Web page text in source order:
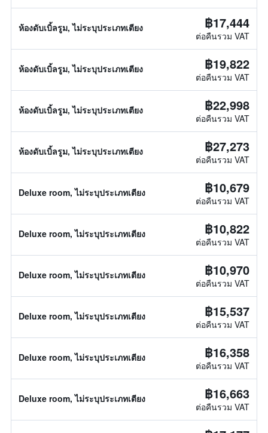
ห้องดับเบิ้ลรูม, ไม่ระบุประเภทเตียง ฿17,444
ต่อคืนรวม VAT
ห้องดับเบิ้ลรูม, ไม่ระบุประเภทเตียง ฿19,822
ต่อคืนรวม VAT
ห้องดับเบิ้ลรูม, ไม่ระบุประเภทเตียง ฿22,998
ต่อคืนรวม VAT
ห้องดับเบิ้ลรูม, ไม่ระบุประเภทเตียง ฿27,273
ต่อคืนรวม VAT
Deluxe room, ไม่ระบุประเภทเตียง ฿10,679
ต่อคืนรวม VAT
Deluxe room, ไม่ระบุประเภทเตียง ฿10,822
ต่อคืนรวม VAT
Deluxe room, ไม่ระบุประเภทเตียง ฿10,970
ต่อคืนรวม VAT
Deluxe room, ไม่ระบุประเภทเตียง ฿15,537
ต่อคืนรวม VAT
Deluxe room, ไม่ระบุประเภทเตียง ฿16,358
ต่อคืนรวม VAT
Deluxe room, ไม่ระบุประเภทเตียง ฿16,663
ต่อคืนรวม VAT